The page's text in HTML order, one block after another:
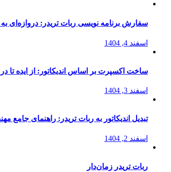
سفارش برنامه نویسی ربات تریدر: دروازه‌ای
اسفند 4, 1404
ساخت اکسپرت بر اساس اندیکاتور: از ایده تا در
اسفند 3, 1404
تبدیل اندیکاتور به ربات تریدر: راهنمای جامع
اسفند 2, 1404
ربات تریدر زمان‌دار